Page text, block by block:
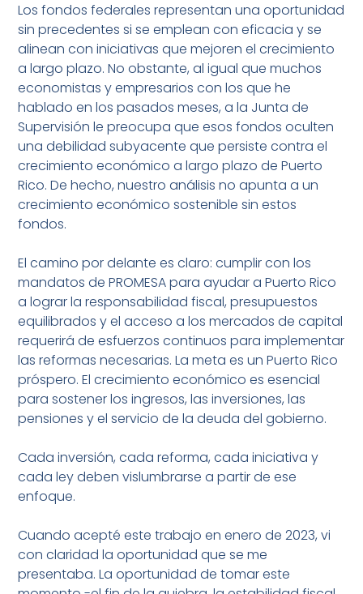
Los fondos federales representan una oportunidad
sin precedentes si se emplean con eficacia y se
alinean con iniciativas que mejoren el crecimiento
a largo plazo. No obstante, al igual que muchos
economistas y empresarios con los que he
hablado en los pasados meses, a la Junta de
Supervisión le preocupa que esos fondos oculten
una debilidad subyacente que persiste contra el
crecimiento económico a largo plazo de Puerto
Rico. De hecho, nuestro análisis no apunta a un
crecimiento económico sostenible sin estos
fondos.
El camino por delante es claro: cumplir con los
mandatos de PROMESA para ayudar a Puerto Rico
a lograr la responsabilidad fiscal, presupuestos
equilibrados y el acceso a los mercados de capital
requerirá de esfuerzos continuos para implementar
las reformas necesarias. La meta es un Puerto Rico
próspero. El crecimiento económico es esencial
para sostener los ingresos, las inversiones, las
pensiones y el servicio de la deuda del gobierno.
Cada inversión, cada reforma, cada iniciativa y
cada ley deben vislumbrarse a partir de ese
enfoque.
Cuando acepté este trabajo en enero de 2023, vi
con claridad la oportunidad que se me
presentaba. La oportunidad de tomar este